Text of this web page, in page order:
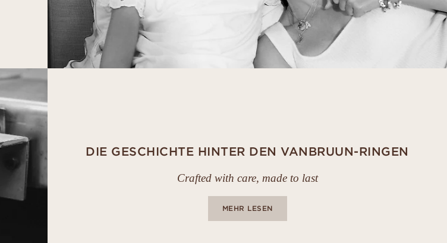
DIE GESCHICHTE HINTER DEN VANBRUUN-RINGEN
Crafted with care, made to last
MEHR LESEN